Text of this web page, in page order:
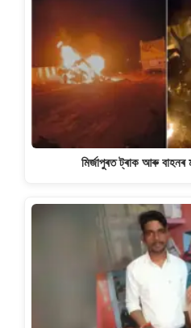
মিৰ্জাপুৰত ট্ৰাক আৰু